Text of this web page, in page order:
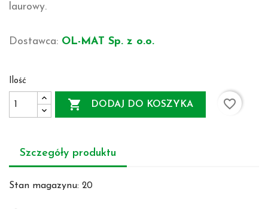
laurowy.
Dostawca: OL-MAT Sp. z o.o.
Ilość
 DODAJ DO KOSZYKA favorite_border
Szczegóły produktu
Stan magazynu: 20